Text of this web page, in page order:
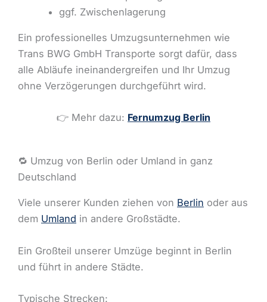
ggf. Zwischenlagerung
Ein professionelles Umzugsunternehmen wie
Trans BWG GmbH Transporte sorgt dafür, dass
alle Abläufe ineinandergreifen und Ihr Umzug
ohne Verzögerungen durchgeführt wird.
👉 Mehr dazu: Fernumzug Berlin
🔁 Umzug von Berlin oder Umland in ganz
Deutschland
Viele unserer Kunden ziehen von Berlin oder aus
dem Umland in andere Großstädte.
Ein Großteil unserer Umzüge beginnt in Berlin
und führt in andere Städte.
Typische Strecken: